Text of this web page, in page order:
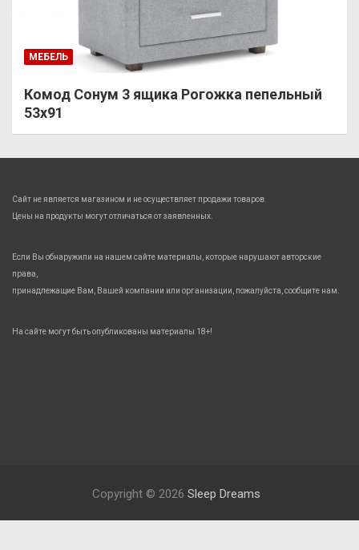
МЕБЕЛЬ
Комод Сонум 3 ящика Рогожка пепельный
53х91
Сайт не является магазином и не осуществляет продажи товаров.
Цены на продукты могут отличаться от заявленных.
Если Вы обнаружили на нашем сайте материалы, которые нарушают авторские
права,
принадлежащие Вам, Вашей компании или организации, пожалуйста, сообщите нам.
На сайте могут быть опубликованы материалы 18+!
Copyright © 2026 Sleep Dreams